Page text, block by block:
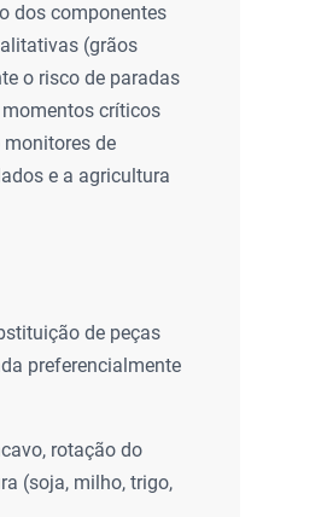
dos componentes
(grãos
o risco de paradas
críticos
de
e a agricultura
de peças
preferencialmente
rotação do
(soja, milho, trigo,